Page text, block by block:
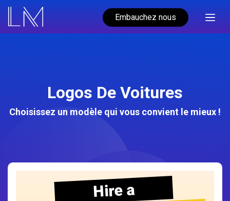
Embauchez nous
Logos De Voitures
Choisissez un modèle qui vous convient le mieux !
Hire a